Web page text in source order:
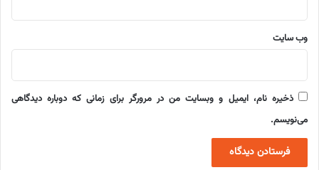
وب‌ سایت
ذخیره نام، ایمیل و وبسایت من در مرورگر برای زمانی که دوباره دیدگاهی
می‌نویسم.